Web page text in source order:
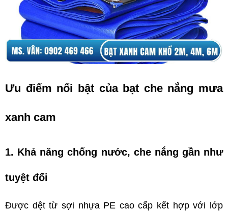
Ưu điểm nổi bật của bạt che nắng mưa
xanh cam
1. Khả năng chống nước, che nắng gần như
tuyệt đối
Được dệt từ sợi nhựa PE cao cấp kết hợp với lớp